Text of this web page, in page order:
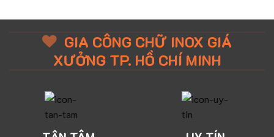
GIA CÔNG CHỮ INOX GIÁ
XƯỞNG TP. HỒ CHÍ MINH